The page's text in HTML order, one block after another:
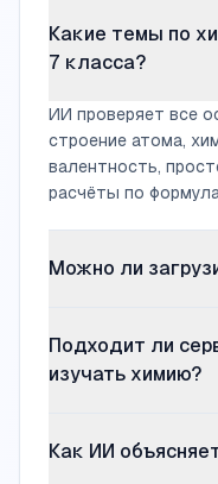
Какие темы по
7 класса?
ИИ проверяет все
строение атома,
валентность,
расчёты по
Можно ли
тетради с
текст и проверит
Подходит ли
изучать химию?
заданий в начале
Как ИИ